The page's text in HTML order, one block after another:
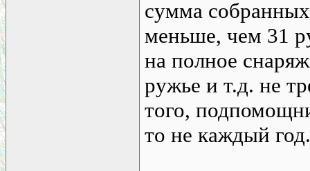
сумма
меньше, чем 31
на полное
ружье и т.д. не
того,
то не каждый год.